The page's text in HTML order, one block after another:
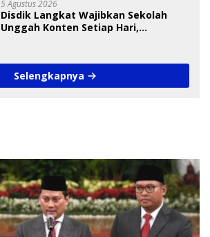
5 Agustus 2026
Disdik Langkat Wajibkan Sekolah
Unggah Konten Setiap Hari,
Selengkapnya